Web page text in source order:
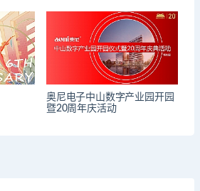
奥尼电子中山数字产业园开园
暨20周年庆活动